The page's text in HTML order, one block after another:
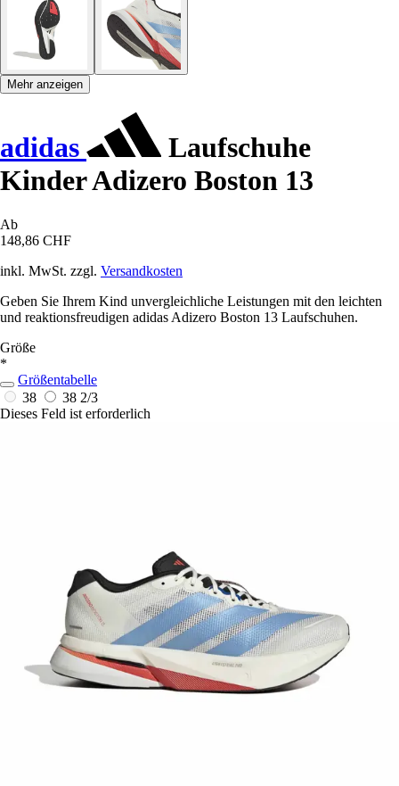
Mehr anzeigen
adidas
Laufschuhe
Kinder Adizero Boston 13
Ab
148,86 CHF
inkl. MwSt. zzgl. Versandkosten
Geben Sie Ihrem Kind unvergleichliche Leistungen mit den leichten
und reaktionsfreudigen adidas Adizero Boston 13 Laufschuhen.
Größe
*
Größentabelle
38
38 2/3
Dieses Feld ist erforderlich